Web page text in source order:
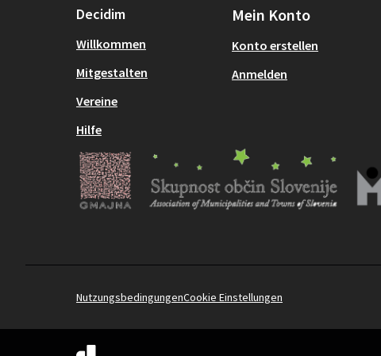
Decidim
Willkommen
Mitgestalten
Vereine
Hilfe
Mein Konto
Konto erstellen
Anmelden
NutzungsbedingungenCookie Einstellungen